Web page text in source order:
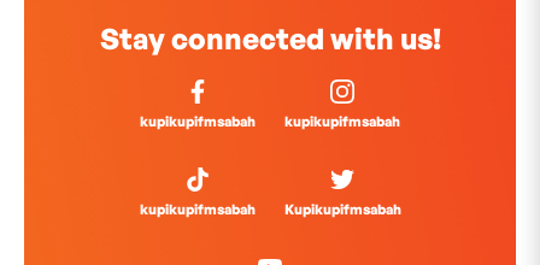
Stay connected with us!
kupikupifmsabah kupikupifmsabah
kupikupifmsabah Kupikupifmsabah